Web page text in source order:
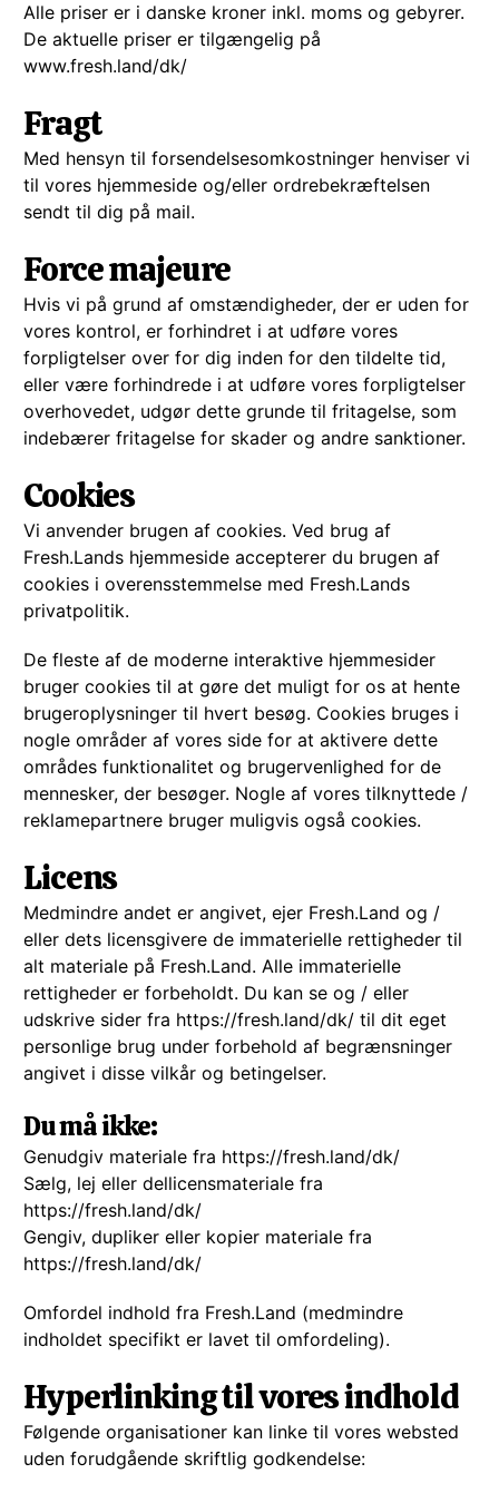
Alle priser er i danske kroner inkl. moms og gebyrer.
De aktuelle priser er tilgængelig på
www.fresh.land/dk/
Fragt
Med hensyn til forsendelsesomkostninger henviser vi
til vores hjemmeside og/eller ordrebekræftelsen
sendt til dig på mail.
Force majeure
Hvis vi på grund af omstændigheder, der er uden for
vores kontrol, er forhindret i at udføre vores
forpligtelser over for dig inden for den tildelte tid,
eller være forhindrede i at udføre vores forpligtelser
overhovedet, udgør dette grunde til fritagelse, som
indebærer fritagelse for skader og andre sanktioner.
Cookies
Vi anvender brugen af cookies. Ved brug af
Fresh.Lands hjemmeside accepterer du brugen af
cookies i overensstemmelse med Fresh.Lands
privatpolitik.
De fleste af de moderne interaktive hjemmesider
bruger cookies til at gøre det muligt for os at hente
brugeroplysninger til hvert besøg. Cookies bruges i
nogle områder af vores side for at aktivere dette
områdes funktionalitet og brugervenlighed for de
mennesker, der besøger. Nogle af vores tilknyttede /
reklamepartnere bruger muligvis også cookies.
Licens
Medmindre andet er angivet, ejer Fresh.Land og /
eller dets licensgivere de immaterielle rettigheder til
alt materiale på Fresh.Land. Alle immaterielle
rettigheder er forbeholdt. Du kan se og / eller
udskrive sider fra https://fresh.land/dk/ til dit eget
personlige brug under forbehold af begrænsninger
angivet i disse vilkår og betingelser.
Du må ikke:
Genudgiv materiale fra https://fresh.land/dk/
Sælg, lej eller dellicensmateriale fra
https://fresh.land/dk/
Gengiv, dupliker eller kopier materiale fra
https://fresh.land/dk/
Omfordel indhold fra Fresh.Land (medmindre
indholdet specifikt er lavet til omfordeling).
Hyperlinking til vores indhold
Følgende organisationer kan linke til vores websted
uden forudgående skriftlig godkendelse: